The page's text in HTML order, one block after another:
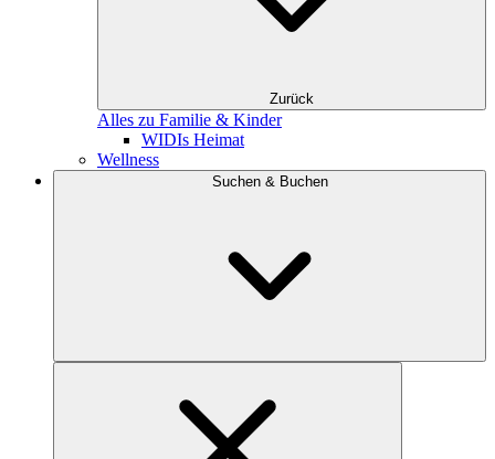
Zurück
Alles zu Familie & Kinder
WIDIs Heimat
Wellness
Suchen & Buchen